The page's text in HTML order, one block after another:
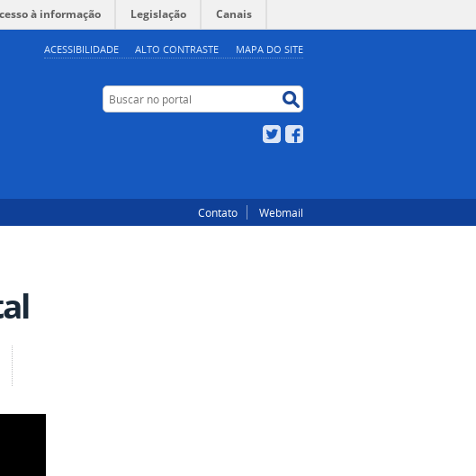
ACESSIBILIDADE ALTO CONTRASTE MAPA DO SITE
à informação Legislação Canais
Buscar no portal
Twitter
Contato Webmail